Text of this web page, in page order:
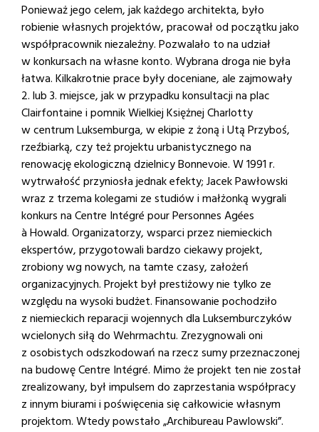
Ponieważ jego celem, jak każdego architekta, było
robienie własnych projektów, pracował od początku jako
współpracownik niezależny. Pozwalało to na udział
w konkursach na własne konto. Wybrana droga nie była
łatwa. Kilkakrotnie prace były doceniane, ale zajmowały
2. lub 3. miejsce, jak w przypadku konsultacji na plac
Clairfontaine i pomnik Wielkiej Księżnej Charlotty
w centrum Luksemburga, w ekipie z żoną i Utą Przyboś,
rzeźbiarką, czy też projektu urbanistycznego na
renowację ekologiczną dzielnicy Bonnevoie. W 1991 r.
wytrwałość przyniosła jednak efekty; Jacek Pawłowski
wraz z trzema kolegami ze studiów i małżonką wygrali
konkurs na Centre Intégré pour Personnes Agées
à Howald. Organizatorzy, wsparci przez niemieckich
ekspertów, przygotowali bardzo ciekawy projekt,
zrobiony wg nowych, na tamte czasy, założeń
organizacyjnych. Projekt był prestiżowy nie tylko ze
względu na wysoki budżet. Finansowanie pochodziło
z niemieckich reparacji wojennych dla Luksemburczyków
wcielonych siłą do Wehrmachtu. Zrezygnowali oni
z osobistych odszkodowań na rzecz sumy przeznaczonej
na budowę Centre Intégré. Mimo że projekt ten nie został
zrealizowany, był impulsem do zaprzestania współpracy
z innym biurami i poświęcenia się całkowicie własnym
projektom. Wtedy powstało „Archibureau Pawlowski”.